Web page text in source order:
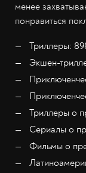
менее
понравиться
Триллеры:
Экшен-
Триллеры о
Сериалы о
Фильмы о